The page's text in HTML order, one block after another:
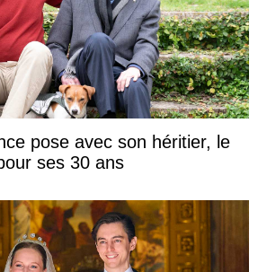
pose avec son héritier, le
ses 30 ans